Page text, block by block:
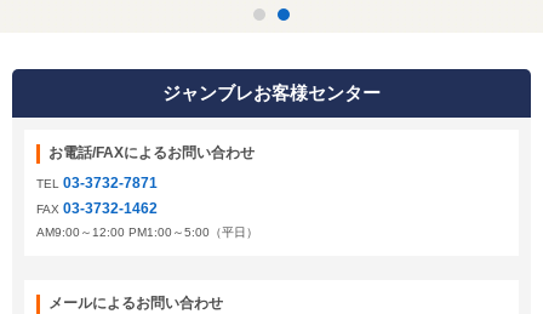
ジャンブレお客様センター
お電話/FAXによるお問い合わせ
TEL 03-3732-7871
FAX 03-3732-1462
AM9:00～12:00 PM1:00～5:00（平日）
メールによるお問い合わせ